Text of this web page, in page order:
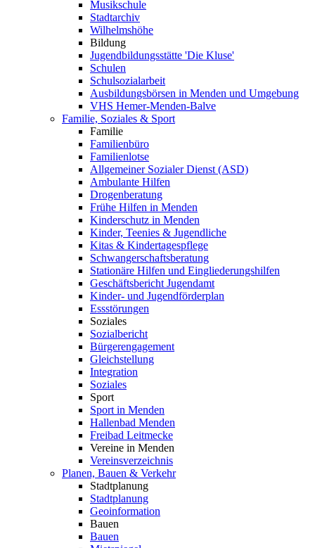
Musikschule
Stadtarchiv
Wilhelmshöhe
Bildung
Jugendbildungsstätte 'Die Kluse'
Schulen
Schulsozialarbeit
Ausbildungsbörsen in Menden und Umgebung
VHS Hemer-Menden-Balve
Familie, Soziales & Sport
Familie
Familienbüro
Familienlotse
Allgemeiner Sozialer Dienst (ASD)
Ambulante Hilfen
Drogenberatung
Frühe Hilfen in Menden
Kinderschutz in Menden
Kinder, Teenies & Jugendliche
Kitas & Kindertagespflege
Schwangerschaftsberatung
Stationäre Hilfen und Eingliederungshilfen
Geschäftsbericht Jugendamt
Kinder- und Jugendförderplan
Essstörungen
Soziales
Sozialbericht
Bürgerengagement
Gleichstellung
Integration
Soziales
Sport
Sport in Menden
Hallenbad Menden
Freibad Leitmecke
Vereine in Menden
Vereinsverzeichnis
Planen, Bauen & Verkehr
Stadtplanung
Stadtplanung
Geoinformation
Bauen
Bauen